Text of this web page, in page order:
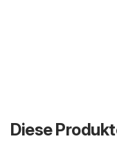
Diese